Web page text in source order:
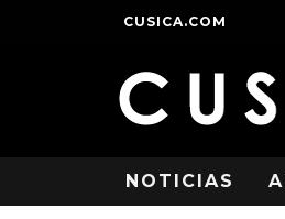
CUSICA.COM
NOTICIAS